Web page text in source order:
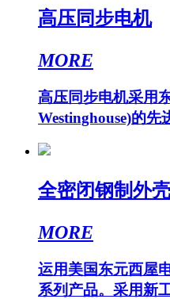
高压同步电机
MORE
高压同步电机采用
Westinghouse)的先
全密闭钢制外
MORE
运用美国东元西屋
系列产品。采用新